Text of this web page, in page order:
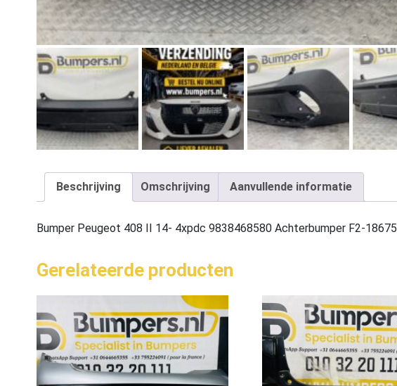
Beschrijving Omschrijving Aanvullende informatie
Bumper Peugeot 408 II 14- 4xpdc 9838468580 Achterbumper F2-18675
Gerelateerde producten